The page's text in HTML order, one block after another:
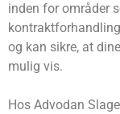
inden for områder
og kan sikre, at
mulig vis.
Hos Advodan